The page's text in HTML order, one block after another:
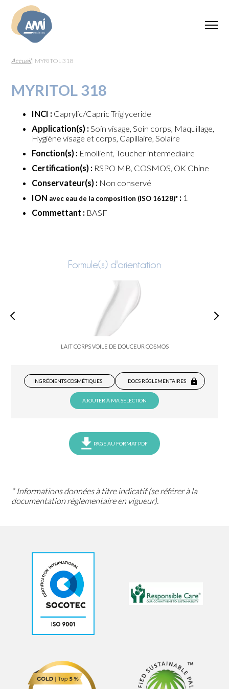
Accueil| MYRITOL 318
MYRITOL 318
INCI : Caprylic/Capric Triglyceride
Application(s) : Soin visage, Soin corps, Maquillage,
Hygiène visage et corps, Capillaire, Solaire
Fonction(s) : Emollient, Toucher intermediaire
Certification(s) : RSPO MB, COSMOS, OK Chine
Conservateur(s) : Non conservé
ION avec eau de la composition (ISO 16128)* : 1
Commettant : BASF
Formule(s) d'orientation
LAIT CORPS VOILE DE DOUCEUR COSMOS
INGRÉDIENTS COSMÉTIQUES DOCS RÉGLEMENTAIRES
AJOUTER À MA SELECTION
PAGE AU FORMAT PDF
* Informations données à titre indicatif (se référer à la
documentation réglementaire en vigueur).